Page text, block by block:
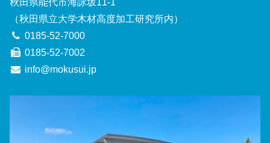
秋田県能代市海詠坂11-1
（秋田県立大学木材高度加工研究所内）
0185-52-7000
0185-52-7002
info@mokusui.jp